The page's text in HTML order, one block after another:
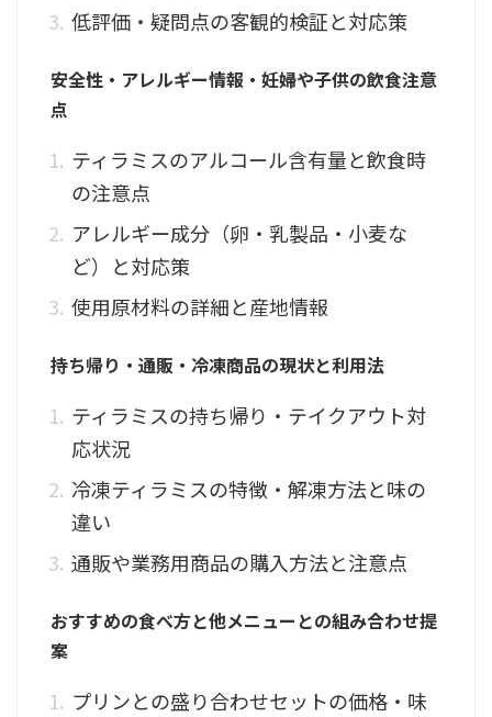
低評価・疑問点の客観的検証と対応策
安全性・アレルギー情報・妊婦や子供の飲食注意
点
ティラミスのアルコール含有量と飲食時
の注意点
アレルギー成分（卵・乳製品・小麦な
ど）と対応策
使用原材料の詳細と産地情報
持ち帰り・通販・冷凍商品の現状と利用法
ティラミスの持ち帰り・テイクアウト対
応状況
冷凍ティラミスの特徴・解凍方法と味の
違い
通販や業務用商品の購入方法と注意点
おすすめの食べ方と他メニューとの組み合わせ提
案
プリンとの盛り合わせセットの価格・味